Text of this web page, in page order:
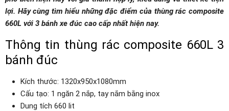
lợi. Hãy cùng tìm hiểu những đặc điểm của thùng rác composite
660L với 3 bánh xe đúc cao cấp nhất hiện nay.
Thông tin thùng rác composite 660L 3
bánh đúc
Kích thước: 1320x950x1080mm
Cấu tạo: 1 ngăn 2 nắp, tay nắm bằng inox
Dung tích 660 lit